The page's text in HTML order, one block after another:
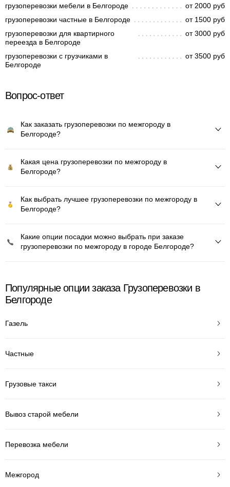
грузоперевозки мебели в Белгороде
от 2000 руб
грузоперевозки частные в Белгороде
от 1500 руб
грузоперевозки для квартирного
переезда в Белгороде
от 3000 руб
грузоперевозки с грузчиками в
Белгороде
от 3500 руб
Вопрос-ответ
Как заказать грузоперевозки по межгороду в
Белгороде?
Какая цена грузоперевозки по межгороду в
Белгороде?
Как выбрать лучшее грузоперевозки по межгороду в
Белгороде?
Какие опции посадки можно выбрать при заказе
грузоперевозки по межгороду в городе Белгороде?
Популярные опции заказа Грузоперевозки в
Белгороде
Газель
Частные
Грузовые такси
Вывоз старой мебели
Перевозка мебели
Межгород